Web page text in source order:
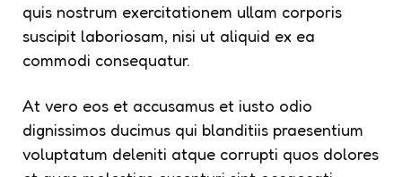
quis nostrum exercitationem ullam corporis
suscipit laboriosam, nisi ut aliquid ex ea
commodi consequatur.
At vero eos et accusamus et iusto odio
dignissimos ducimus qui blanditiis praesentium
voluptatum deleniti atque corrupti quos dolores